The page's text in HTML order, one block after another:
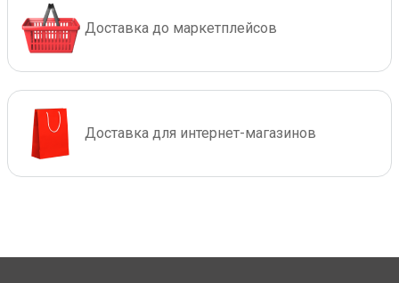
Доставка до маркетплейсов
Доставка для интернет-магазинов